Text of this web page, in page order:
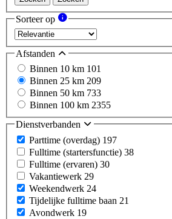
Sorteer op
Afstanden
Binnen 10 km 101
Binnen 25 km 209
Binnen 50 km 733
Binnen 100 km 2355
Dienstverbanden
Parttime (overdag) 197
Fulltime (startersfunctie) 38
Fulltime (ervaren) 30
Vakantiewerk 29
Weekendwerk 24
Tijdelijke fulltime baan 21
Avondwerk 19